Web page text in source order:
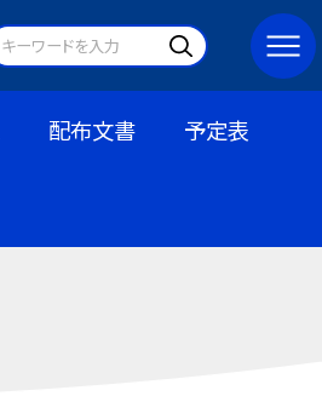
配布文書 予定表